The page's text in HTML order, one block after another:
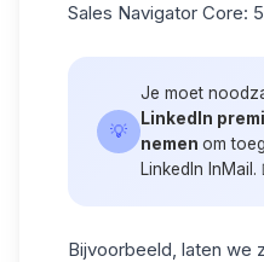
Sales Navigator Core:
💡
Je moet
LinkedIn
nemen om
LinkedIn InMail.
Bijvoorbeeld, laten we